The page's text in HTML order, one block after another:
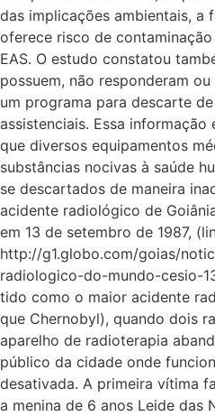
das implicações ambientais, a
oferece risco de
EAS. O estudo constatou
possuem, não responderam
um programa para descarte
assistenciais. Essa
que diversos equipamentos
substâncias nocivas à saúde
se descartados de maneira
acidente radiológico de
em 13 de setembro de 1987,
http://g1.globo.com/goias/
radiologico-do-mundo-cesio-
tido como o maior acidente
que Chernobyl), quando dois
aparelho de radioterapia
público da cidade onde
desativada. A primeira vítima
a menina de 6 anos Leide das